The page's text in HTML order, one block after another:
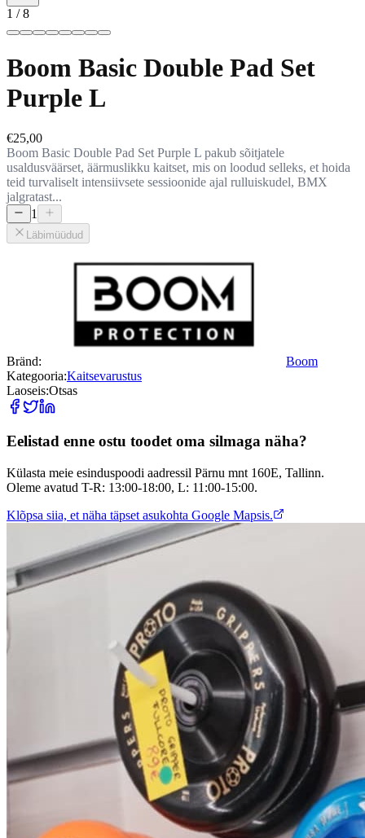
1 / 8
Boom Basic Double Pad Set
Purple L
€25,00
Boom Basic Double Pad Set Purple L pakub sõitjatele
usaldusväärset, äärmuslikku kaitset, mis on loodud selleks, et hoida
teid turvaliselt intensiivsete sessioonide ajal rulluiskudel, BMX
jalgratast...
1
Läbimüüdud
Bränd:
Boom
Kategooria:Kaitsevarustus
Laoseis:Otsas
Eelistad enne ostu toodet oma silmaga näha?
Külasta meie esinduspoodi aadressil Pärnu mnt 160E, Tallinn.
Oleme avatud T-R: 13:00-18:00, L: 11:00-15:00.
Klõpsa siia, et näha täpset asukohta Google Mapsis.